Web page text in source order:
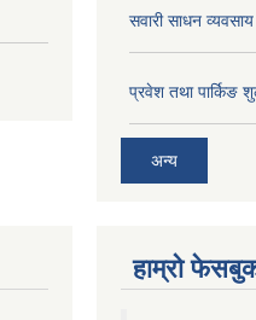
सवारी साधन
प्रवेश तथा पार्किङ
अन्य
हाम्रो